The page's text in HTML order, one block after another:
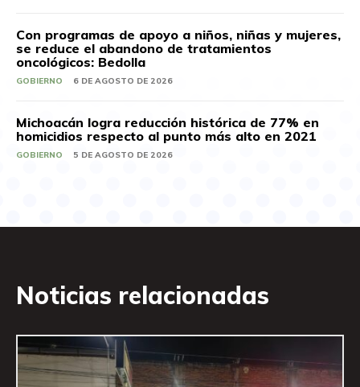
Con programas de apoyo a niños, niñas y mujeres,
se reduce el abandono de tratamientos
oncológicos: Bedolla
GOBIERNO 6 DE AGOSTO DE 2026
Michoacán logra reducción histórica de 77% en
homicidios respecto al punto más alto en 2021
GOBIERNO 5 DE AGOSTO DE 2026
Noticias relacionadas